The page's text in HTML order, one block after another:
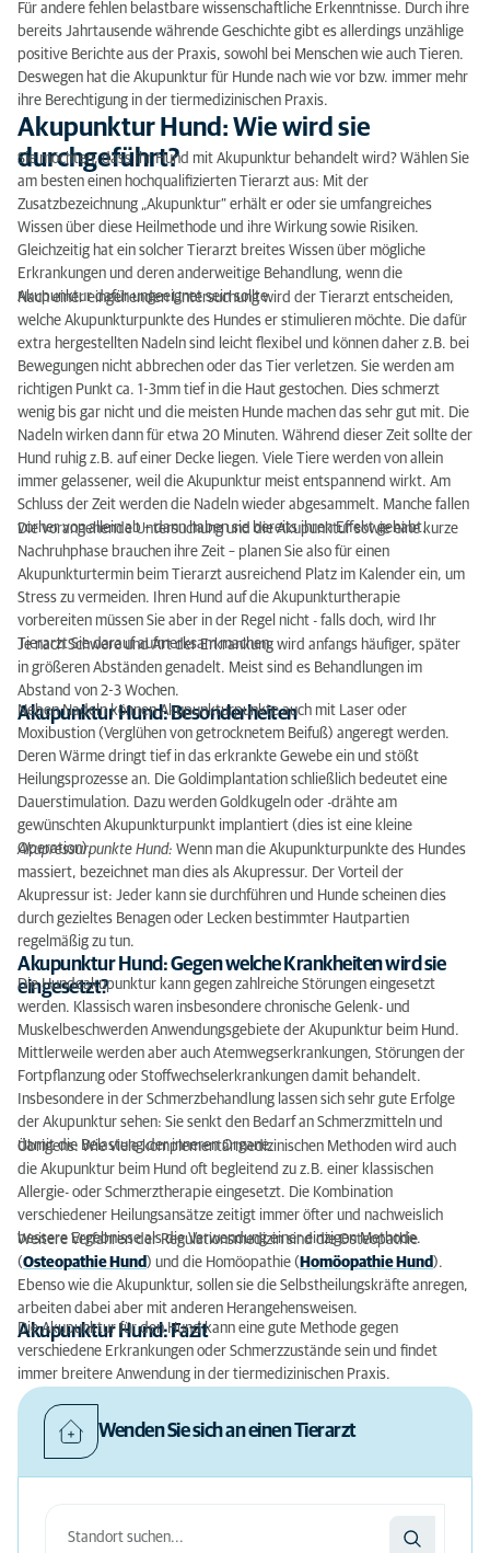
Für andere fehlen belastbare wissenschaftliche Erkenntnisse. Durch ihre
bereits Jahrtausende währende Geschichte gibt es allerdings unzählige
positive Berichte aus der Praxis, sowohl bei Menschen wie auch Tieren.
Deswegen hat die Akupunktur für Hunde nach wie vor bzw. immer mehr
ihre Berechtigung in der tiermedizinischen Praxis.
Akupunktur Hund: Wie wird sie
durchgeführt?
Sie möchten, dass Ihr Hund mit Akupunktur behandelt wird? Wählen Sie
am besten einen hochqualifizierten Tierarzt aus: Mit der
Zusatzbezeichnung „Akupunktur“ erhält er oder sie umfangreiches
Wissen über diese Heilmethode und ihre Wirkung sowie Risiken.
Gleichzeitig hat ein solcher Tierarzt breites Wissen über mögliche
Erkrankungen und deren anderweitige Behandlung, wenn die
Akupunktur dafür ungeeignet sein sollte.
Nach einer eingehenden Untersuchung wird der Tierarzt entscheiden,
welche Akupunkturpunkte des Hundes er stimulieren möchte. Die dafür
extra hergestellten Nadeln sind leicht flexibel und können daher z.B. bei
Bewegungen nicht abbrechen oder das Tier verletzen. Sie werden am
richtigen Punkt ca. 1-3mm tief in die Haut gestochen. Dies schmerzt
wenig bis gar nicht und die meisten Hunde machen das sehr gut mit. Die
Nadeln wirken dann für etwa 20 Minuten. Während dieser Zeit sollte der
Hund ruhig z.B. auf einer Decke liegen. Viele Tiere werden von allein
immer gelassener, weil die Akupunktur meist entspannend wirkt. Am
Schluss der Zeit werden die Nadeln wieder abgesammelt. Manche fallen
vorher von allein ab – dann haben sie bereits ihren Effekt gehabt.
Die vorangehende Untersuchung und die Akupunktur sowie eine kurze
Nachruhphase brauchen ihre Zeit – planen Sie also für einen
Akupunkturtermin beim Tierarzt ausreichend Platz im Kalender ein, um
Stress zu vermeiden. Ihren Hund auf die Akupunkturtherapie
vorbereiten müssen Sie aber in der Regel nicht - falls doch, wird Ihr
Tierarzt Sie darauf aufmerksam machen.
Je nach Schwere und Art der Erkrankung wird anfangs häufiger, später
in größeren Abständen genadelt. Meist sind es Behandlungen im
Abstand von 2-3 Wochen.
Akupunktur Hund: Besonderheiten
Neben Nadeln können Akupunkturpunkte auch mit Laser oder
Moxibustion (Verglühen von getrocknetem Beifuß) angeregt werden.
Deren Wärme dringt tief in das erkrankte Gewebe ein und stößt
Heilungsprozesse an. Die Goldimplantation schließlich bedeutet eine
Dauerstimulation. Dazu werden Goldkugeln oder -drähte am
gewünschten Akupunkturpunkt implantiert (dies ist eine kleine
Operation).
Akupressurpunkte Hund: Wenn man die Akupunkturpunkte des Hundes
massiert, bezeichnet man dies als Akupressur. Der Vorteil der
Akupressur ist: Jeder kann sie durchführen und Hunde scheinen dies
durch gezieltes Benagen oder Lecken bestimmter Hautpartien
regelmäßig zu tun.
Akupunktur Hund: Gegen welche Krankheiten wird sie
eingesetzt?
Die Hundeakupunktur kann gegen zahlreiche Störungen eingesetzt
werden. Klassisch waren insbesondere chronische Gelenk- und
Muskelbeschwerden Anwendungsgebiete der Akupunktur beim Hund.
Mittlerweile werden aber auch Atemwegserkrankungen, Störungen der
Fortpflanzung oder Stoffwechselerkrankungen damit behandelt.
Insbesondere in der Schmerzbehandlung lassen sich sehr gute Erfolge
der Akupunktur sehen: Sie senkt den Bedarf an Schmerzmitteln und
damit die Belastung der inneren Organe.
Übrigens: Wie viele komplementärmedizinischen Methoden wird auch
die Akupunktur beim Hund oft begleitend zu z.B. einer klassischen
Allergie- oder Schmerztherapie eingesetzt. Die Kombination
verschiedener Heilungsansätze zeitigt immer öfter und nachweislich
bessere Ergebnisse als die Verwendung einer einzigen Methode.
Weitere Verfahren der Regulationsmedizin sind die Osteopathie
(Osteopathie Hund ) und die Homöopathie ( Homöopathie Hund ).
Ebenso wie die Akupunktur, sollen sie die Selbstheilungskräfte anregen,
arbeiten dabei aber mit anderen Herangehensweisen.
Akupunktur Hund: Fazit
Die Akupunktur für den Hund kann eine gute Methode gegen
verschiedene Erkrankungen oder Schmerzzustände sein und findet
immer breitere Anwendung in der tiermedizinischen Praxis.
Wenden Sie sich an einen Tierarzt